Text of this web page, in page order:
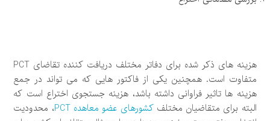
هزینه های ذکر شده برای دفاتر مختلف دریافت کننده تقاضای PCT
متفاوت است. همچنین یکی از فاکتور هایی که می تواند در جمع
هزینه ها تاثیر فراوانی داشته باشد، هزینه جستجوی اختراع است که
البته برای متقاضیان مختلفکشورهای عضو معاهده PCT
، محدودیت